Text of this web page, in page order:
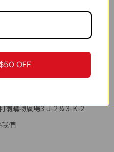
喇購物廣場3-J-2 & 3-K-2
我們
OFF